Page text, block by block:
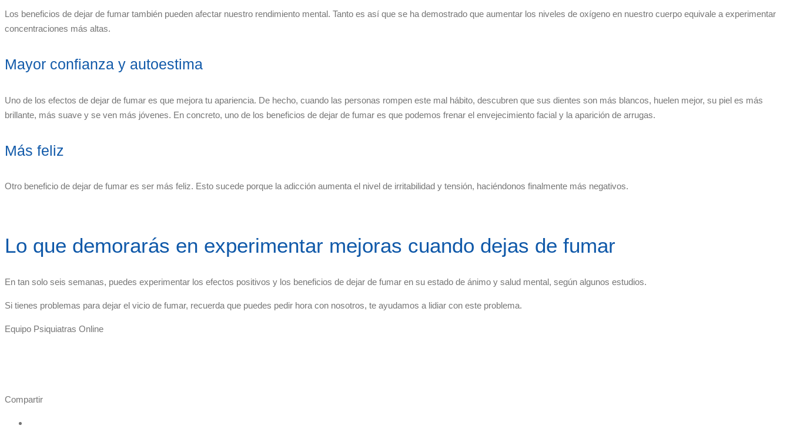
Los beneficios de dejar de fumar también pueden afectar nuestro rendimiento mental. Tanto es así que se ha demostrado que aumentar los niveles de oxígeno en nuestro cuerpo equivale a experimentar
concentraciones más altas.
Mayor confianza y autoestima
Uno de los efectos de dejar de fumar es que mejora tu apariencia. De hecho, cuando las personas rompen este mal hábito, descubren que sus dientes son más blancos, huelen mejor, su piel es más
brillante, más suave y se ven más jóvenes. En concreto, uno de los beneficios de dejar de fumar es que podemos frenar el envejecimiento facial y la aparición de arrugas.
Más feliz
Otro beneficio de dejar de fumar es ser más feliz. Esto sucede porque la adicción aumenta el nivel de irritabilidad y tensión, haciéndonos finalmente más negativos.
Lo que demorarás en experimentar mejoras cuando dejas de fumar
En tan solo seis semanas, puedes experimentar los efectos positivos y los beneficios de dejar de fumar en su estado de ánimo y salud mental, según algunos estudios.
Si tienes problemas para dejar el vicio de fumar, recuerda que puedes pedir hora con nosotros, te ayudamos a lidiar con este problema.
Equipo Psiquiatras Online
Compartir